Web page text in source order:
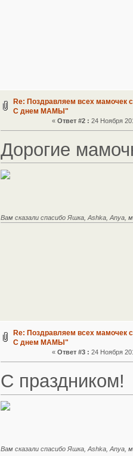
Re: Поздравляем всех мамочек
С днем МАМЫ"
« Ответ #2 : 24 Ноября
Дорогие
Вам сказали спасибо Яшка, Ashka, Anya,
Re: Поздравляем всех мамочек
С днем МАМЫ"
« Ответ #3 : 24 Ноября
С праздником!
Вам сказали спасибо Яшка, Ashka, Anya,